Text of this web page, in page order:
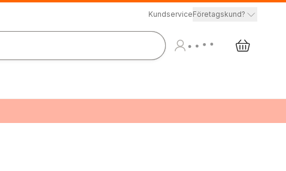
KundserviceFöretagskund?